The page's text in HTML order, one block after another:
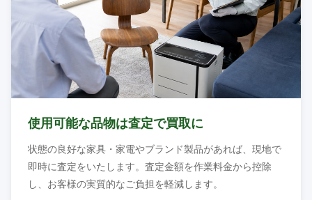
使用可能な品物は査定で買取に
状態の良好な家具・家電やブランド製品があれば、現地で
即時に査定をいたします。査定金額を作業料金から控除
し、お客様の実質的なご負担を軽減します。